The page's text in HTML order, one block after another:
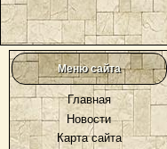
Меню сайта
Главная
Новости
Карта сайта